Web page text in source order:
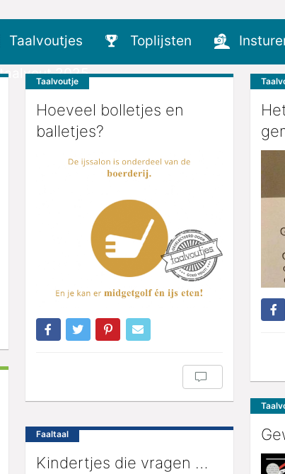
Taalvoutjes Toplijsten
2025
Taalvoutje
Hoeveel bolletjes en
balletjes?
Faaltaal
Kindertjes die vragen …